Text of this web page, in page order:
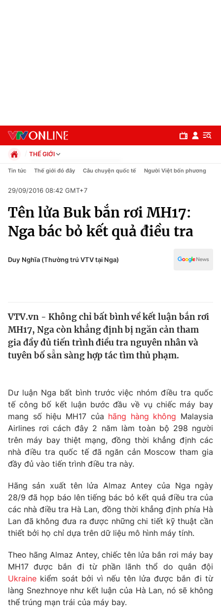
Chuyên mục
Chính trị
Thế giới
Tin tức
Câu chuyện quốc tế
Tài chính
Thị trường
Góc doanh nghiệp
Dữ liệu và đời sống
Truyền hình
Phim VTV
Hậu trường
Nhân vật
Khán giả
Giải sao mai
Giải trí
Âm nhạc
Sao
Đời sống
Du lịch
Làm đẹp
Giáo dục
Tuyển sinh
Học trực tuyến
Công nghệ
Hitech Công nghệ tương lai
Sản phẩm
Thị trường
Giao lưu trực tuyến
Lịch phát sóng
THẾ GIỚI
Chính trị
Pháp luật
Kinh tế
Thể thao
Truyền hình
Y tế
Tin tức Thế giới đó đây Câu chuyện quốc tế Người Việt bốn phương
29/09/2016 08:42 GMT+7
Tên lửa Buk bắn rơi MH17:
Nga bác bỏ kết quả điều tra
Duy Nghĩa (Thường trú VTV tại Nga)
VTV.vn - Không chỉ bất bình về kết luận bắn rơi
MH17, Nga còn khẳng định bị ngăn cản tham
gia đầy đủ tiến trình điều tra nguyên nhân và
tuyên bố sẵn sàng hợp tác tìm thủ phạm.
Dư luận Nga bất bình trước việc nhóm điều tra quốc
tế công bố kết luận bước đầu về vụ chiếc máy bay
mang số hiệu MH17 của hãng hàng không Malaysia
Airlines rơi cách đây 2 năm làm toàn bộ 298 người
trên máy bay thiệt mạng, đồng thời khẳng định các
nhà điều tra quốc tế đã ngăn cản Moscow tham gia
đầy đủ vào tiến trình điều tra này.
Hãng sản xuất tên lửa Almaz Antey của Nga ngày
28/9 đã họp báo lên tiếng bác bỏ kết quả điều tra của
các nhà điều tra Hà Lan, đồng thời khẳng định phía Hà
Lan đã không đưa ra được những chi tiết kỹ thuật cần
thiết bởi họ chỉ dựa trên dữ liệu mô hình máy tính.
Theo hãng Almaz Antey, chiếc tên lửa bắn rơi máy bay
MH17 được bắn đi từ phần lãnh thổ do quân đội
Ukraine kiểm soát bởi vì nếu tên lửa được bắn đi từ
làng Snezhnoye như kết luận của Hà Lan, nó sẽ không
thể trúng mạn trái của máy bay.